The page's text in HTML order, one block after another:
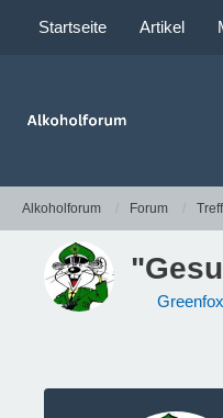
Startseite Artikel
Alkoholforum Forum
Greenfox